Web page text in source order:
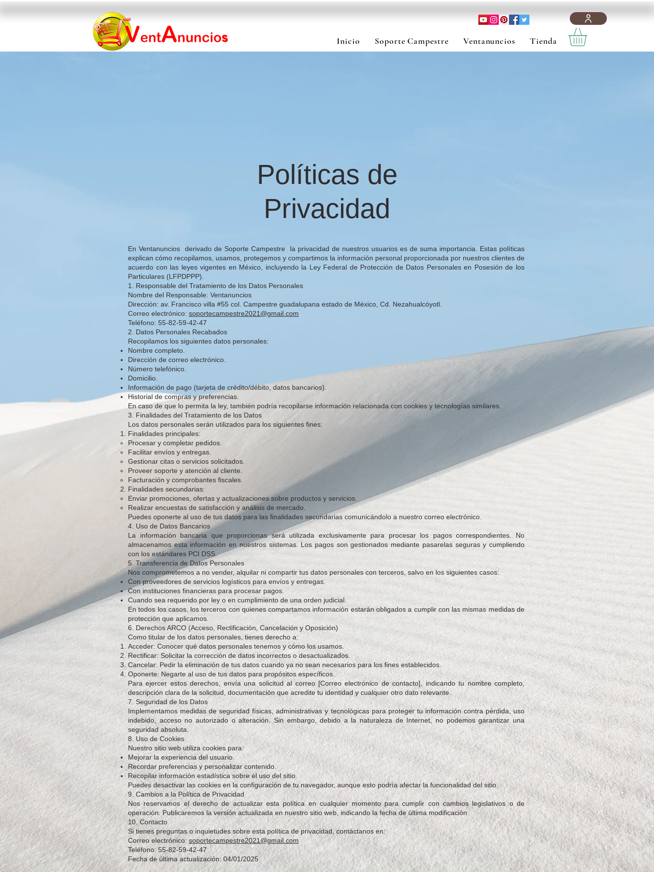
Inicio Soporte Campestre Ventanuncios Tienda
Políticas de
Privacidad
En Ventanuncios derivado de Soporte Campestre la privacidad de nuestros usuarios es de suma importancia. Estas políticas
explican cómo recopilamos, usamos, protegemos y compartimos la información personal proporcionada por nuestros clientes de
acuerdo con las leyes vigentes en México, incluyendo la Ley Federal de Protección de Datos Personales en Posesión de los
Particulares (LFPDPPP).
1. Responsable del Tratamiento de los Datos Personales
Nombre del Responsable: Ventanuncios
Dirección: av. Francisco villa #55 col. Campestre guadalupana estado de México, Cd. Nezahualcóyotl.
Correo electrónico: soportecampestre2021@gmail.com
Teléfono: 55-82-59-42-47
2. Datos Personales Recabados
Recopilamos los siguientes datos personales:
Nombre completo.
Dirección de correo electrónico.
Número telefónico.
Domicilio.
Información de pago (tarjeta de crédito/débito, datos bancarios).
Historial de compras y preferencias.
En caso de que lo permita la ley, también podría recopilarse información relacionada con cookies y tecnologías similares.
3. Finalidades del Tratamiento de los Datos
Los datos personales serán utilizados para los siguientes fines:
Finalidades principales:
Procesar y completar pedidos.
Facilitar envíos y entregas.
Gestionar citas o servicios solicitados.
Proveer soporte y atención al cliente.
Facturación y comprobantes fiscales.
Finalidades secundarias:
Enviar promociones, ofertas y actualizaciones sobre productos y servicios.
Realizar encuestas de satisfacción y análisis de mercado.
Puedes oponerte al uso de tus datos para las finalidades secundarias comunicándolo a nuestro correo electrónico.
4. Uso de Datos Bancarios
La información bancaria que proporcionas será utilizada exclusivamente para procesar los pagos correspondientes. No
almacenamos esta información en nuestros sistemas. Los pagos son gestionados mediante pasarelas seguras y cumpliendo
con los estándares PCI DSS.
5. Transferencia de Datos Personales
Nos comprometemos a no vender, alquilar ni compartir tus datos personales con terceros, salvo en los siguientes casos:
Con proveedores de servicios logísticos para envíos y entregas.
Con instituciones financieras para procesar pagos.
Cuando sea requerido por ley o en cumplimiento de una orden judicial.
En todos los casos, los terceros con quienes compartamos información estarán obligados a cumplir con las mismas medidas de
protección que aplicamos.
6. Derechos ARCO (Acceso, Rectificación, Cancelación y Oposición)
Como titular de los datos personales, tienes derecho a:
Acceder: Conocer qué datos personales tenemos y cómo los usamos.
Rectificar: Solicitar la corrección de datos incorrectos o desactualizados.
Cancelar: Pedir la eliminación de tus datos cuando ya no sean necesarios para los fines establecidos.
Oponerte: Negarte al uso de tus datos para propósitos específicos.
Para ejercer estos derechos, envía una solicitud al correo [Correo electrónico de contacto], indicando tu nombre completo,
descripción clara de la solicitud, documentación que acredite tu identidad y cualquier otro dato relevante.
7. Seguridad de los Datos
Implementamos medidas de seguridad físicas, administrativas y tecnológicas para proteger tu información contra pérdida, uso
indebido, acceso no autorizado o alteración. Sin embargo, debido a la naturaleza de Internet, no podemos garantizar una
seguridad absoluta.
8. Uso de Cookies
Nuestro sitio web utiliza cookies para:
Mejorar la experiencia del usuario.
Recordar preferencias y personalizar contenido.
Recopilar información estadística sobre el uso del sitio.
Puedes desactivar las cookies en la configuración de tu navegador, aunque esto podría afectar la funcionalidad del sitio.
9. Cambios a la Política de Privacidad
Nos reservamos el derecho de actualizar esta política en cualquier momento para cumplir con cambios legislativos o de
operación. Publicaremos la versión actualizada en nuestro sitio web, indicando la fecha de última modificación.
10. Contacto
Si tienes preguntas o inquietudes sobre esta política de privacidad, contáctanos en:
Correo electrónico:soportecampestre2021@gmail.com
Teléfono: 55-82-59-42-47
Fecha de última actualización: 04/01/2025